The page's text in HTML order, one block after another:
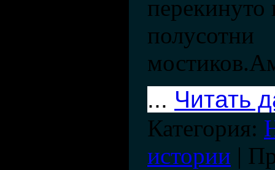
перекинуто
полусотни
... Читать
Категория:
истории |